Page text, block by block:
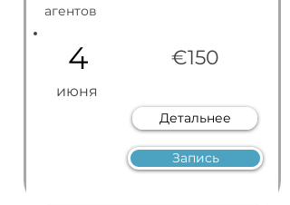
агентов
4
июня
€150
Детальнее
Запись